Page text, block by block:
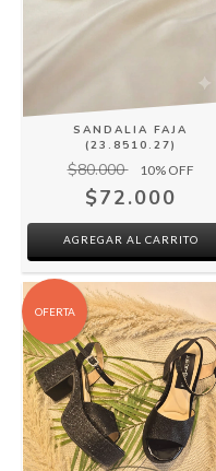
SANDALIA FAJA
(23.8510.27)
$80.000 10% OFF
$72.000
AGREGAR AL CARRITO
OFERTA